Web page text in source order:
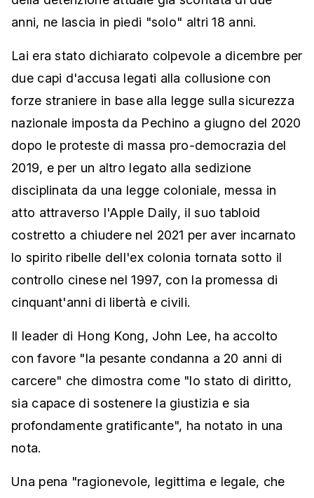
anni, ne lascia in piedi "solo" altri 18 anni.
Lai era stato dichiarato colpevole a dicembre per
due capi d'accusa legati alla collusione con
forze straniere in base alla legge sulla sicurezza
nazionale imposta da Pechino a giugno del 2020
dopo le proteste di massa pro-democrazia del
2019, e per un altro legato alla sedizione
disciplinata da una legge coloniale, messa in
atto attraverso l'Apple Daily, il suo tabloid
costretto a chiudere nel 2021 per aver incarnato
lo spirito ribelle dell'ex colonia tornata sotto il
controllo cinese nel 1997, con la promessa di
cinquant'anni di libertà e civili.
Il leader di Hong Kong, John Lee, ha accolto
con favore "la pesante condanna a 20 anni di
carcere" che dimostra come "lo stato di diritto,
sia capace di sostenere la giustizia e sia
profondamente gratificante", ha notato in una
nota.
Una pena "ragionevole, legittima e legale, che